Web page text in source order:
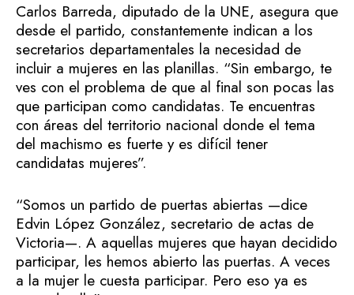
Carlos Barreda, diputado de la UNE, asegura que
desde el partido, constantemente indican a los
secretarios departamentales la necesidad de
incluir a mujeres en las planillas. “Sin embargo, te
ves con el problema de que al final son pocas las
que participan como candidatas. Te encuentras
con áreas del territorio nacional donde el tema
del machismo es fuerte y es difícil tener
candidatas mujeres”.
“Somos un partido de puertas abiertas —dice
Edvin López González, secretario de actas de
Victoria—. A aquellas mujeres que hayan decidido
participar, les hemos abierto las puertas. A veces
a la mujer le cuesta participar. Pero eso ya es